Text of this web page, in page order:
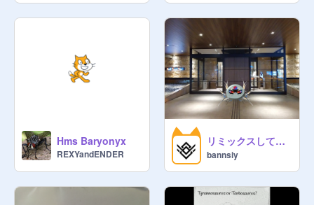
・具体的には根拠、許可のないキ
ュ　レーター、マネージャー削除、
荒らしコメント、その他迷惑と判断
作品は反政府的なものでなければ基
本的にどのようなものでも入れて良
Hms Baryonyx
REXYandENDER
リミックスして参加！ ホテルグランビュー高崎
bannsiy